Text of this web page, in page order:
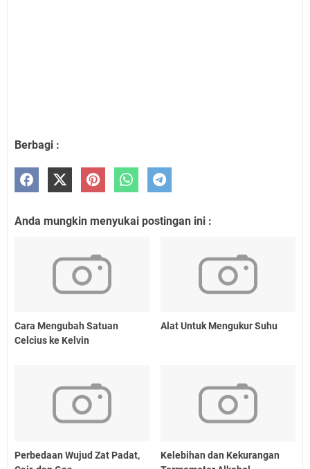
Berbagi :
Anda mungkin menyukai postingan ini :
Cara Mengubah Satuan
Celcius ke Kelvin
Alat Untuk Mengukur Suhu
Perbedaan Wujud Zat Padat,
Kelebihan dan Kekurangan